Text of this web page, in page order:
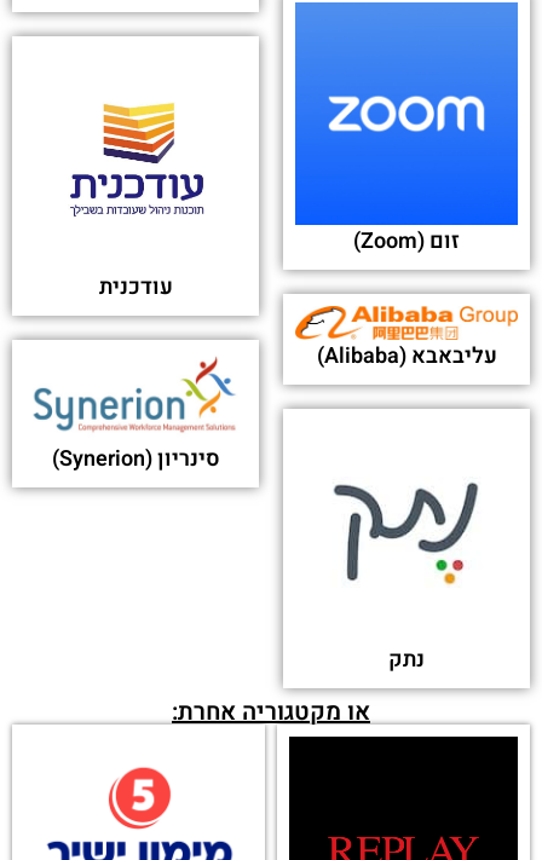
זום (Zoom)
עודכנית
עליבאבא (Alibaba)
סינריון (Synerion)
נתק
או מקטגוריה אחרת: